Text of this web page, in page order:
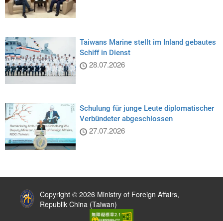
Taiwans Marine stellt im Inland gebautes
Schiff in Dienst
28.07.2026
Schulung für junge Leute diplomatischer
Verbündeter abgeschlossen
27.07.2026
Copyright © 2026 Ministry of Foreign Affairs,
Republik China (Taiwan)